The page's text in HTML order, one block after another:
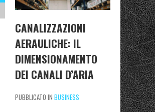
CANALIZZAZIONI
AERAULICHE: IL
DIMENSIONAMENTO
DEI CANALI D’ARIA
PUBBLICATO IN BUSINESS